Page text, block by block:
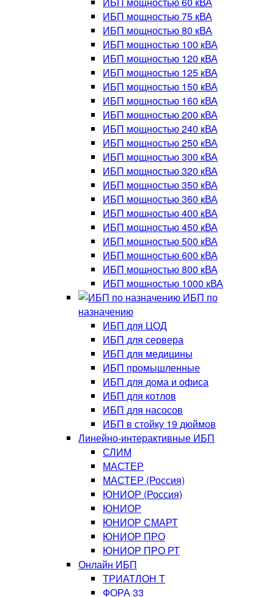
ИБП мощностью 75 кВА
ИБП мощностью 80 кВА
ИБП мощностью 100 кВА
ИБП мощностью 120 кВА
ИБП мощностью 125 кВА
ИБП мощностью 150 кВА
ИБП мощностью 160 кВА
ИБП мощностью 200 кВА
ИБП мощностью 240 кВА
ИБП мощностью 250 кВА
ИБП мощностью 300 кВА
ИБП мощностью 320 кВА
ИБП мощностью 350 кВА
ИБП мощностью 360 кВА
ИБП мощностью 400 кВА
ИБП мощностью 450 кВА
ИБП мощностью 500 кВА
ИБП мощностью 600 кВА
ИБП мощностью 800 кВА
ИБП мощностью 1000 кВА
ИБП по
назначению
ИБП для ЦОД
ИБП для сервера
ИБП для медицины
ИБП промышленные
ИБП для дома и офиса
ИБП для котлов
ИБП для насосов
ИБП в стойку 19 дюймов
Линейно-интерактивные ИБП
СЛИМ
МАСТЕР
МАСТЕР (Россия)
ЮНИОР (Россия)
ЮНИОР
ЮНИОР СМАРТ
ЮНИОР ПРО
ЮНИОР ПРО РТ
Онлайн ИБП
ТРИАТЛОН Т
ФОРА 33